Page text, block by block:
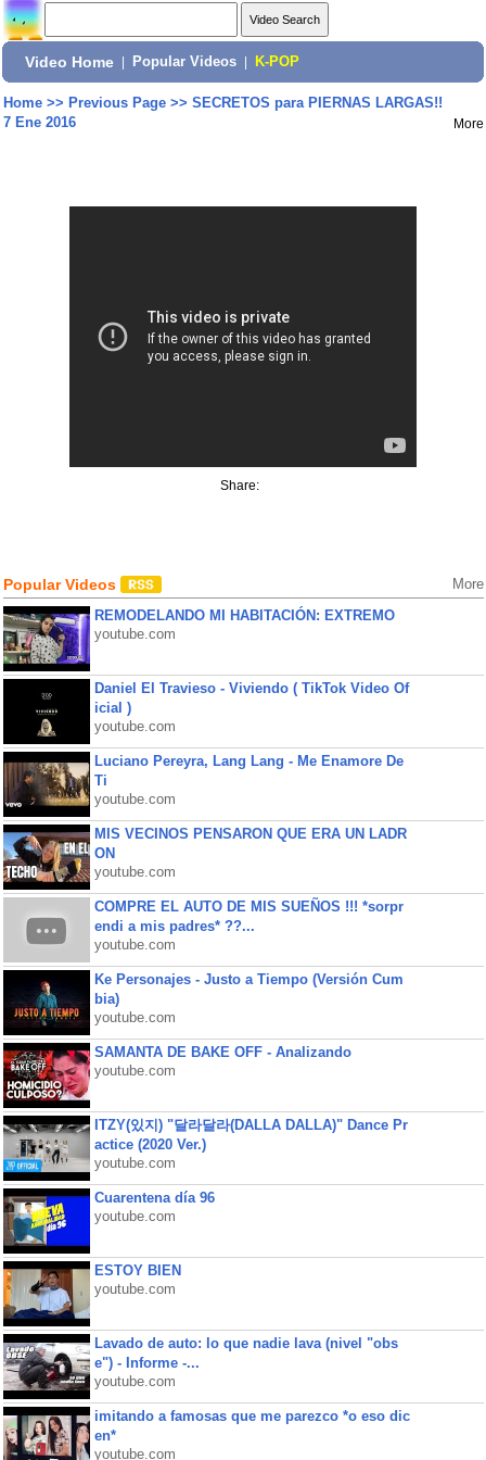
Video Home Popular Videos K-POP
Home>> Previous Page>> SECRETOS para PIERNAS LARGAS!!
7 Ene 2016
More
Share:
Popular Videos More
REMODELANDO MI HABITACIÓN: EXTREMO
youtube.com
Daniel El Travieso - Viviendo ( TikTok Video Of
icial )
youtube.com
Luciano Pereyra, Lang Lang - Me Enamore De
Ti
youtube.com
MIS VECINOS PENSARON QUE ERA UN LADR
ON
youtube.com
COMPRE EL AUTO DE MIS SUEÑOS !!! *sorpr
endi a mis padres* ??...
youtube.com
Ke Personajes - Justo a Tiempo (Versión Cum
bia)
youtube.com
SAMANTA DE BAKE OFF - Analizando
youtube.com
ITZY(있지) "달라달라(DALLA DALLA)" Dance Pr
actice (2020 Ver.)
youtube.com
Cuarentena día 96
youtube.com
ESTOY BIEN
youtube.com
Lavado de auto: lo que nadie lava (nivel "obs
e") - Informe -...
youtube.com
imitando a famosas que me parezco *o eso dic
en*
youtube.com